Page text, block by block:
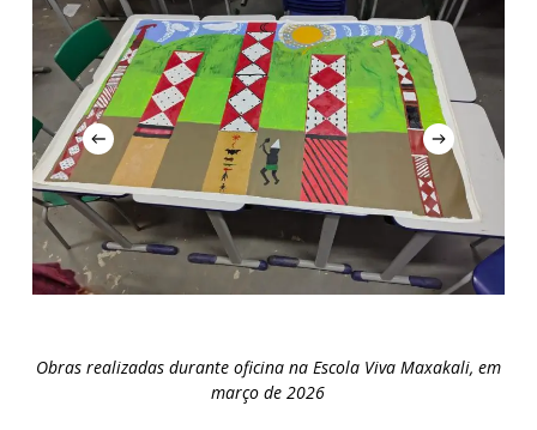
Obras realizadas durante oficina na Escola Viva Maxakali, em
março de 2026